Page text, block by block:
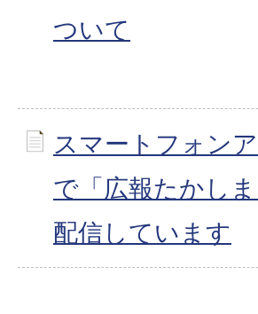
ついて
スマートフォン
で「広報たかし
配信しています